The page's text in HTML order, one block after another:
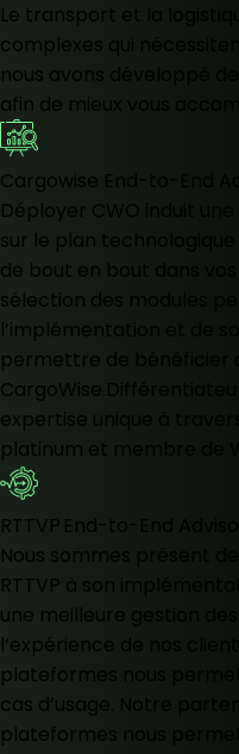
Le transport et la
complexes qui
nous avons développé
afin de mieux vous
Cargowise End-to-End
Déployer CWO induit
sur le plan technologique
de bout en bout dans vos
sélection des modules
l’implémentation et de
permettre de bénéficier
expertise unique à
platinum et membre de
RTTVP End-to-End
Nous sommes présent
RTTVP à son
une meilleure gestion
l‘expérience de nos
plateformes nous permet
cas d’usage. Notre
plateformes nous